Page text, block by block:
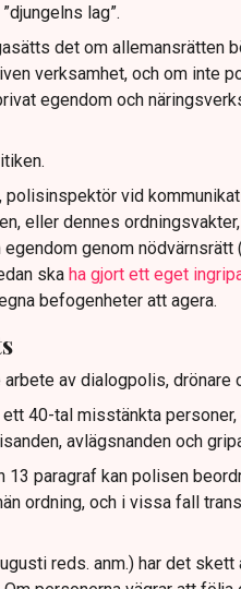
lag”.
det om allemansrätten
verksamhet, och om inte
egendom och
polisinspektör vid
eller dennes
genom nödvärnsrätt
ska ha gjort ett eget
befogenheter att agera.
av dialogpolis, drönare
40-tal misstänkta
avlägsnanden och
13 paragraf kan polisen
ordning, och i vissa fall
reds. anm.) har det